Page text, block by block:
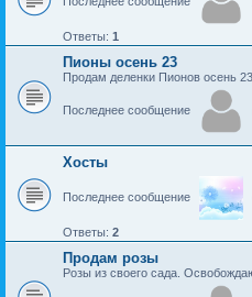
Ответы: 1
Пионы осень 23
Продам деленки Пионов осень 23
Последнее сообщение
Хосты
Последнее сообщение
Ответы: 2
Продам розы
Розы из своего сада.